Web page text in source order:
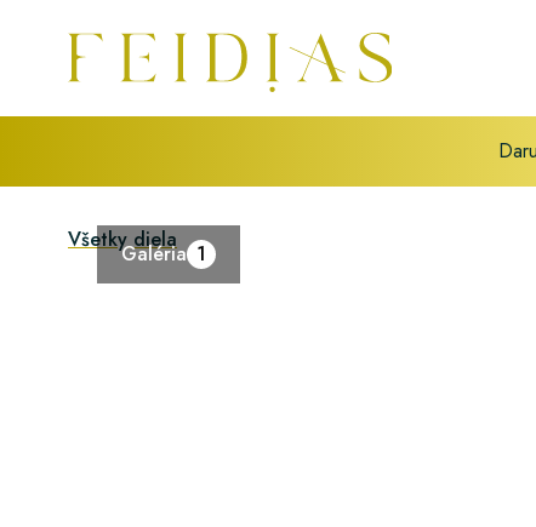
Všetky diela
Galéria 1